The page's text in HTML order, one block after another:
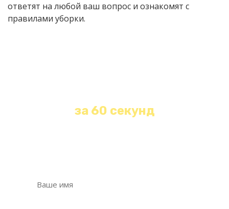
ответят на любой ваш вопрос и ознакомят с
правилами уборки.
за 60 секунд